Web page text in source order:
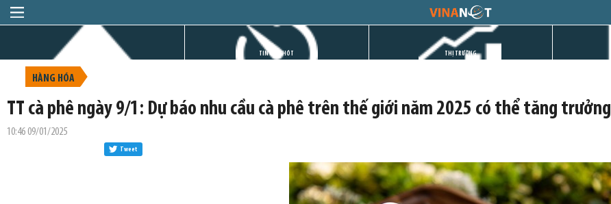
TIN GIỜ CHÓT THỊ TRƯỜNG
HÀNG HÓA
TT cà phê ngày 9/1: Dự báo nhu cầu cà phê trên thế giới năm 2025 có thể tăng trưởng
10:46 09/01/2025
Tweet